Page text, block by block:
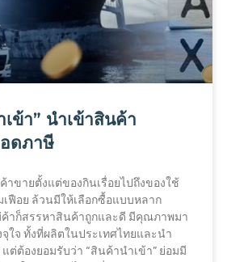
ข้า” นำเข้าสินค้า
ดภาษี
าขายตั้งแต่ของกินเรื่อยไปถึงของใช้
ฟือย ล้วนมีให้เลือกซื้อแบบหลาก
าก็สรรหาสินค้าถูกและดี มีคุณภาพมา
ใจ ทั้งที่ผลิตในประเทศไทยและนำ
แต่ต้องยอมรับว่า “สินค้านำเข้า” ย่อมมี